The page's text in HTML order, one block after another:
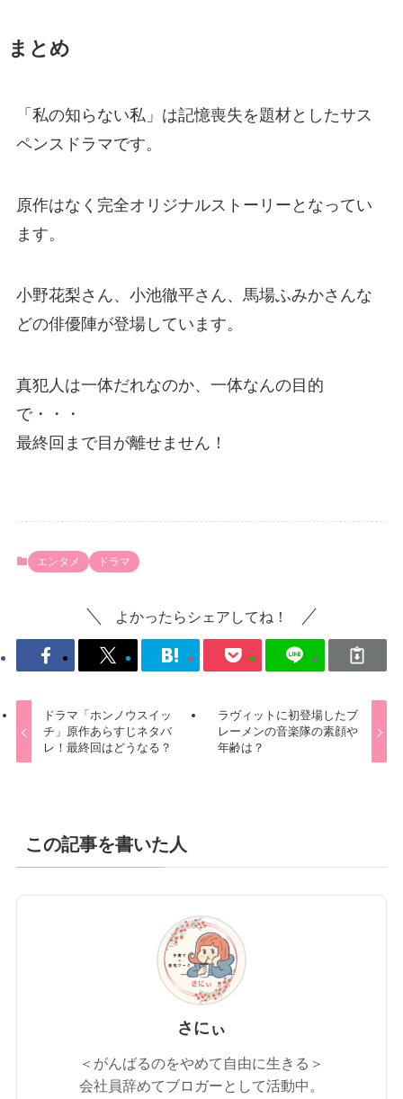
まとめ
「私の知らない私」は記憶喪失を題材としたサス
ペンスドラマです。
原作はなく完全オリジナルストーリーとなってい
ます。
小野花梨さん、小池徹平さん、馬場ふみかさんな
どの俳優陣が登場しています。
真犯人は一体だれなのか、一体なんの目的
で・・・
最終回まで目が離せません！
エンタメ ドラマ
よかったらシェアしてね！
ドラマ「ホンノウスイッ
チ」原作あらすじネタバ
レ！最終回はどうなる？
ラヴィットに初登場したブ
レーメンの音楽隊の素顔や
年齢は？
この記事を書いた人
さにぃ
＜がんばるのをやめて自由に生きる＞
会社員辞めてブロガーとして活動中。